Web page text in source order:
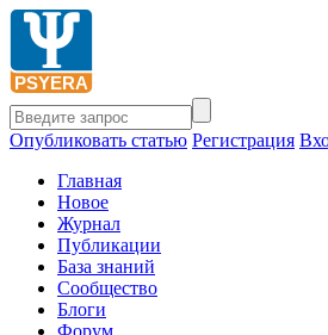
Опубликовать статью Регистрация
Главная
Новое
Журнал
Публикации
База знаний
Сообщество
Блоги
Форум